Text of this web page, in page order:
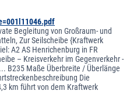
Begleitung von Großraum- und
Zur Seilscheibe {Kraftwerk
A2 AS Henrichenburg in FR
– Kreisverkehr im Gegenverkehr -
B235 Maße Überbreite / Überlänge
Die
km führt von dem Kraftwerk